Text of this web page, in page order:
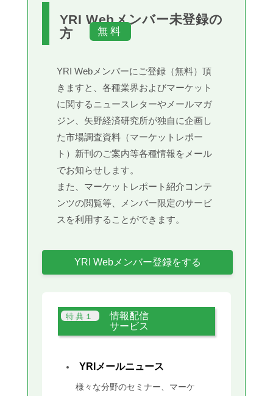
YRI Webメンバー未登録の
方
YRI Webメンバーにご登録（無料）頂
きますと、各種業界およびマーケット
に関するニュースレターやメールマガ
ジン、矢野経済研究所が独自に企画し
た市場調査資料（マーケットレポー
ト）新刊のご案内等各種情報をメール
でお知らせします。
また、マーケットレポート紹介コンテ
ンツの閲覧等、メンバー限定のサービ
スを利用することができます。
YRI Webメンバー登録をする
情報配信
サービス
YRIメールニュース
様々な分野のセミナー、マーケ